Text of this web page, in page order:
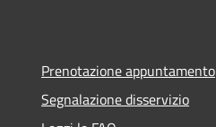
Prenotazione appuntamento
Segnalazione disservizio